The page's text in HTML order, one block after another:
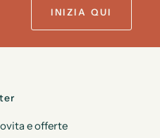
INIZIA QUI
e offerte